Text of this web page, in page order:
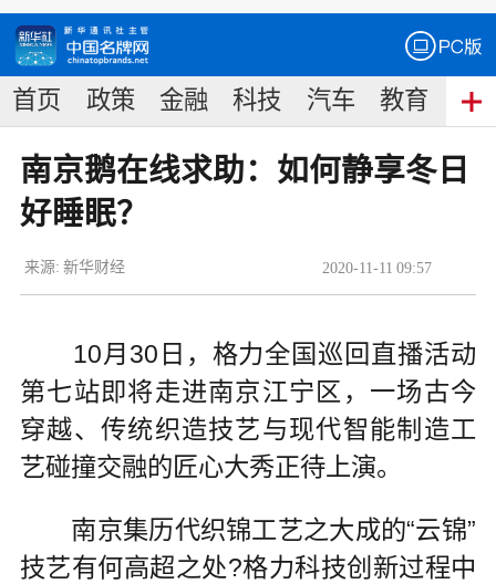
首页 政策 金融 科技 汽车 教育 食
南京鹅在线求助：如何静享冬日
好睡眠？
2020-11-11 09:57
来源: 新华财经
10月30日，格力全国巡回直播活动
第七站即将走进南京江宁区，一场古今
穿越、传统织造技艺与现代智能制造工
艺碰撞交融的匠心大秀正待上演。
南京集历代织锦工艺之大成的“云锦”
技艺有何高超之处?格力科技创新过程中